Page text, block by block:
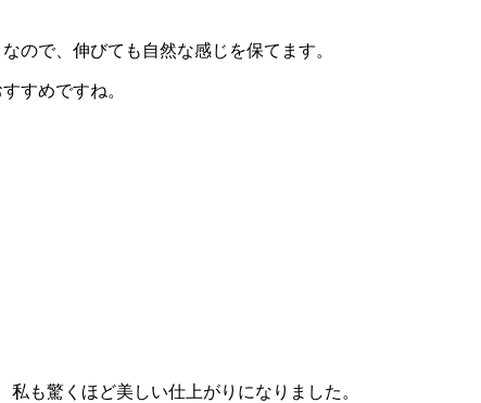
ので、伸びても自然な感じを保てます。
すめですね。
も驚くほど美しい仕上がりになりました。